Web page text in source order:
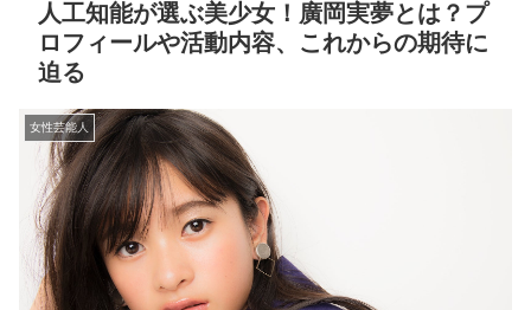
人工知能が選ぶ美少女！廣岡実夢とは？プ
ロフィールや活動内容、これからの期待に
迫る
女性芸能人